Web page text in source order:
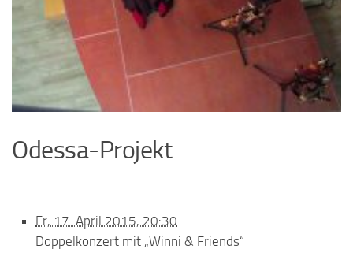
Odessa-Projekt
Fr, 17. April 2015, 20:30
Doppelkonzert mit „Winni & Friends“